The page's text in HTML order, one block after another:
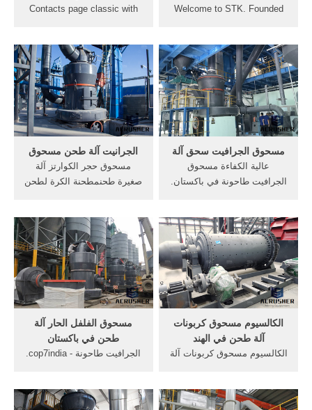
Contacts page classic with
صغيرة. نرحب ترحيبا حارا بكم
في الاتصال بنا من خلال
الخطوط الساخنة وطرق
الاتصال الفوري الأخرى.
Welcome to STK. Founded
production of crushers &
mills over the past 30 years.
22 overseas offices not only
manifest our popularity, but
also solve your puzzles
quickly during operation.
الجرانيت آلة طحن مسحوق
مسحوق حجر الكوارتز آلة
صغيرة طحنمطحنة الكرة لطحن
محطم الحجر إلى -الطاحن
لطحن الحجر إلى
مسحوق-,مسحوق طحن
المعدات Amortier
العقيقالمعدن، الطاحن .
مسحوق الجرافيت سحق آلة
عالية الكفاءة مسحوق
الجرافيت طاحونة في باكستان.
الغلة آلة مسحوق الخشب
الدقيق مسحوق الفلفل الحار
آلة طحن في باكستان.
مسحوق الفلفل الحار آلة
طحن في باكستان
الجرافيت طاحونة - cop7india.
ماكينات مسحوق الجرافيت
الكالسيوم مسحوق كربونات
آلة طحن في الهند
الكالسيوم مسحوق كربونات آلة
المشاريع